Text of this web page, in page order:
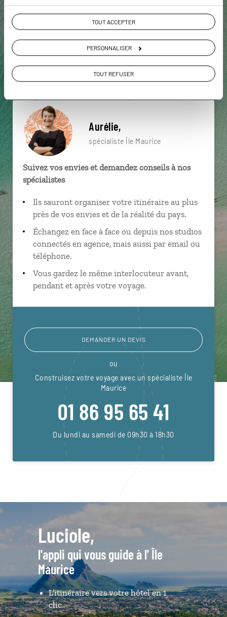
TOUT ACCEPTER
PERSONNALISER
TOUT REFUSER
Saint-François - Rodrigues Anse Philibert - Rodrigues
Cascade Langevin Cité du Volcan
Archipel des Mascareignes
Aurélie,
spécialiste Île Maurice
Suivez vos envies et demandez conseils à nos
spécialistes
Ils sauront organiser votre itinéraire au plus
près de vos envies et de la réalité du pays.
Échangez en face à face ou depuis nos studios
connectés en agence, mais aussi par email ou
téléphone.
Vous gardez le même interlocuteur avant,
pendant et après votre voyage.
DEMANDER UN DEVIS
ou
Construisez votre voyage avec un spécialiste Île
Maurice
01 86 95 65 41
Du lundi au samedi de 09h30 à 18h30
Luciole,
l'appli qui vous guide à l' Île
Maurice
L’itinéraire vers votre hôtel en 1
clic